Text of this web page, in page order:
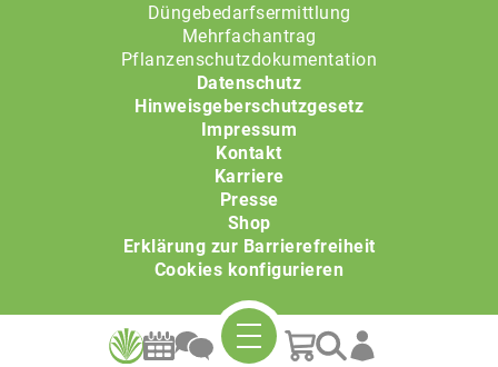
Düngebedarfsermittlung
Mehrfachantrag
Pflanzenschutzdokumentation
Datenschutz
Hinweisgeberschutzgesetz
Impressum
Kontakt
Karriere
Presse
Shop
Erklärung zur Barrierefreiheit
Cookies konfigurieren